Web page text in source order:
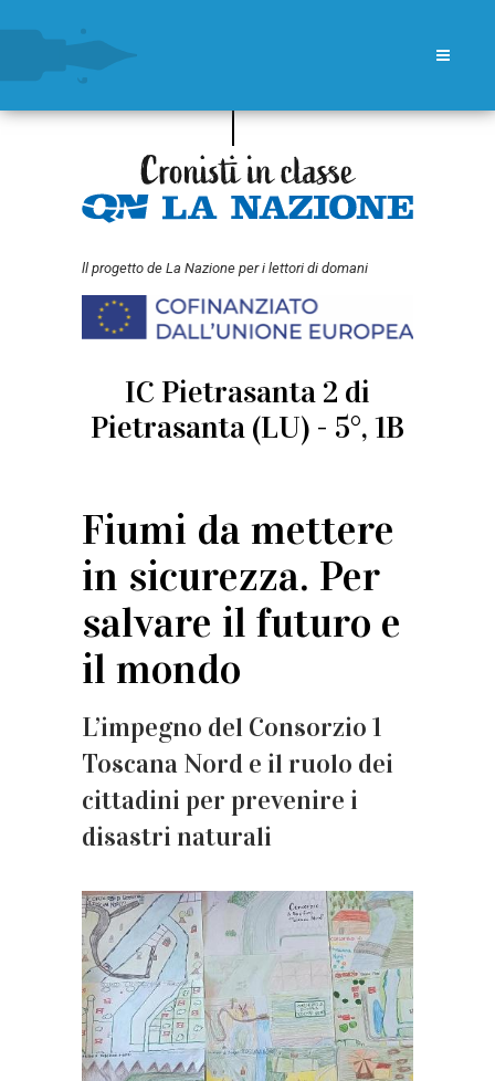
ll progetto de La Nazione per i lettori di domani
IC Pietrasanta 2 di
Pietrasanta (LU) - 5°, 1B
Fiumi da mettere
in sicurezza. Per
salvare il futuro e
il mondo
L’impegno del Consorzio 1
Toscana Nord e il ruolo dei
cittadini per prevenire i
disastri naturali